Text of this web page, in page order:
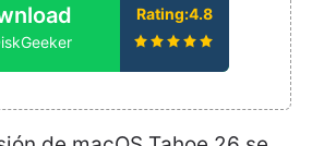
Rating:4.8